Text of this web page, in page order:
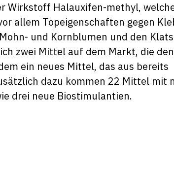
Wirkstoff Halauxifen-methyl,
allem Topeigenschaften gegen
und Kornblumen und den
zwei Mittel auf dem Markt, die
ein neues Mittel, das aus bereits
dazu kommen 22 Mittel mit
drei neue Biostimulantien.